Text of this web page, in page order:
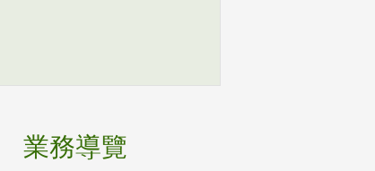
業務導覽